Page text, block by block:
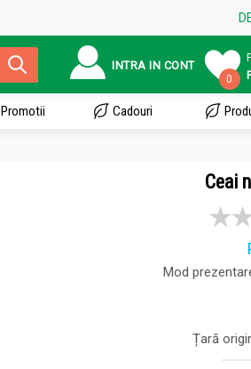
INTRA IN CONT
0
Promotii Cadouri
Ceai
Mod
Țară